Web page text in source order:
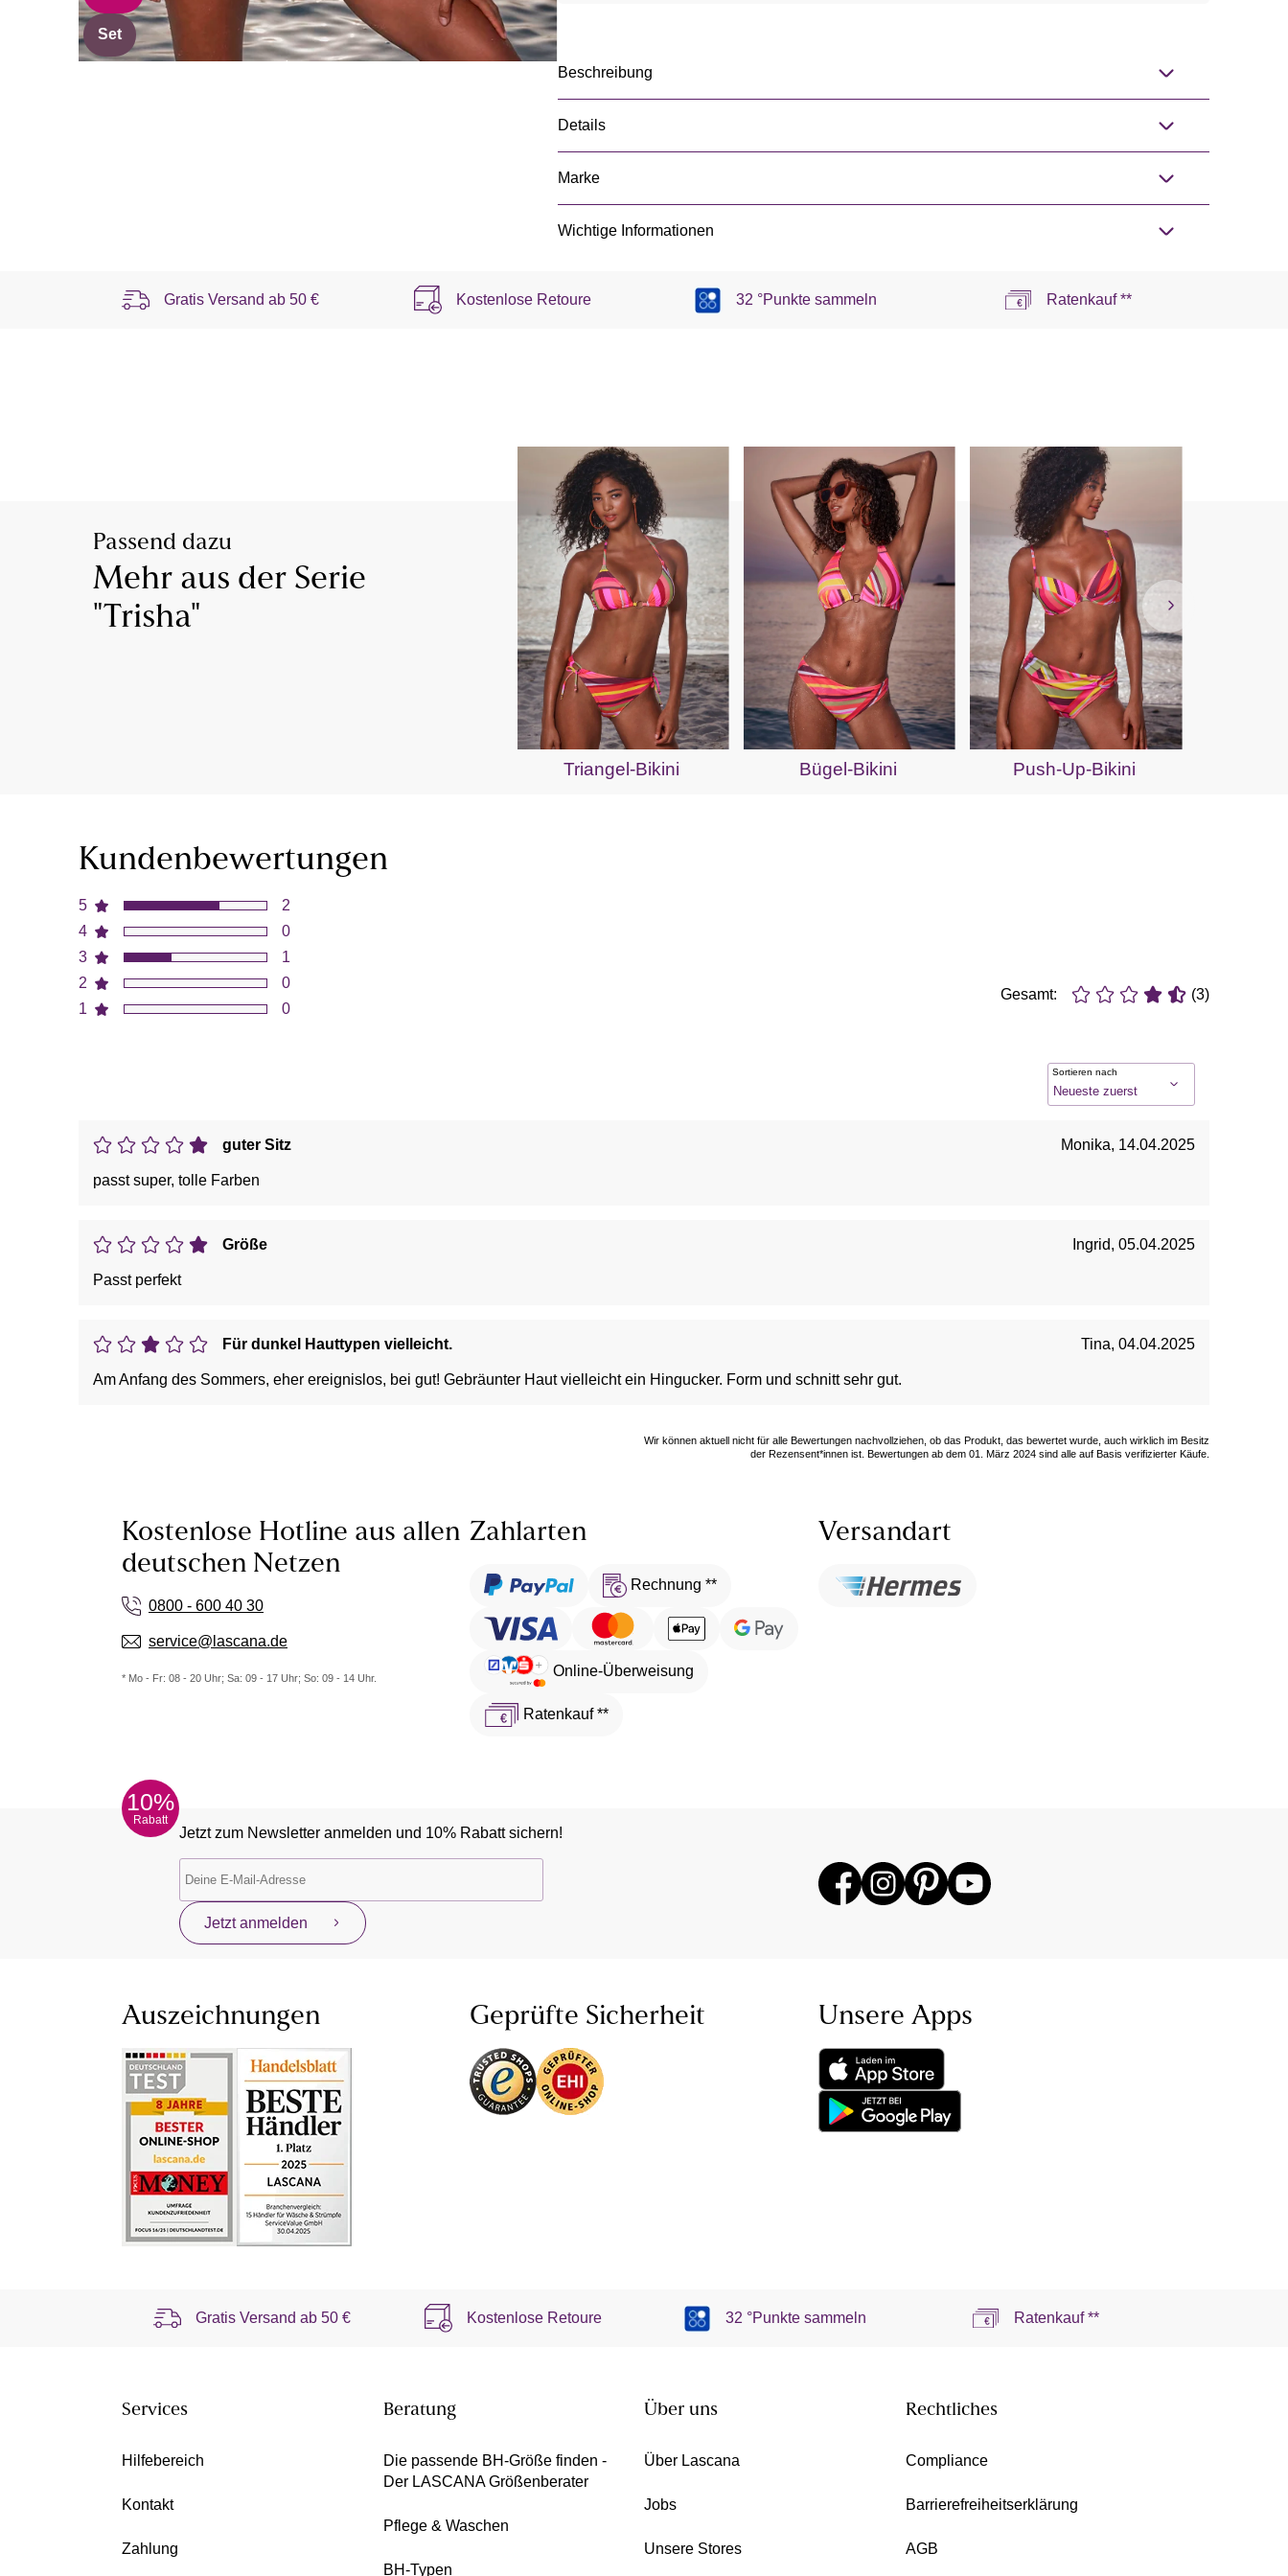
Set
Beschreibung
Details
Marke
Wichtige Informationen
Gratis Versand ab 50 € Kostenlose Retoure 32 °Punkte sammeln Ratenkauf **
Passend dazu
Mehr aus der Serie
"Trisha"
Triangel-Bikini Bügel-Bikini Push-Up-Bikini
Kundenbewertungen
5
4
3
2
1
2
0
1
0
0
Gesamt: (3)
Sortieren nach
guter Sitz Monika, 14.04.2025
passt super, tolle Farben
Größe Ingrid, 05.04.2025
Passt perfekt
Für dunkel Hauttypen vielleicht. Tina, 04.04.2025
Am Anfang des Sommers, eher ereignislos, bei gut! Gebräunter Haut vielleicht ein Hingucker. Form und schnitt sehr gut.
Wir können aktuell nicht für alle Bewertungen nachvollziehen, ob das Produkt, das bewertet wurde, auch wirklich im Besitz
der Rezensent*innen ist. Bewertungen ab dem 01. März 2024 sind alle auf Basis verifizierter Käufe.
Kostenlose Hotline aus allen
deutschen Netzen
0800 - 600 40 30
service@lascana.de
* Mo - Fr: 08 - 20 Uhr; Sa: 09 - 17 Uhr; So: 09 - 14 Uhr.
Zahlarten
Rechnung **
Online-Überweisung
Ratenkauf **
Versandart
10%
Rabatt
Jetzt zum Newsletter anmelden und 10% Rabatt sichern!
Jetzt anmelden
Auszeichnungen Geprüfte Sicherheit Unsere Apps
Gratis Versand ab50 € Kostenlose Retoure 32 °Punkte sammeln Ratenkauf **
Services
Hilfebereich
Kontakt
Zahlung
Beratung
Die passende BH-Größe finden -
Der LASCANA Größenberater
Pflege & Waschen
BH-Typen
Über uns
Über Lascana
Jobs
Unsere Stores
Rechtliches
Compliance
Barrierefreiheitserklärung
AGB